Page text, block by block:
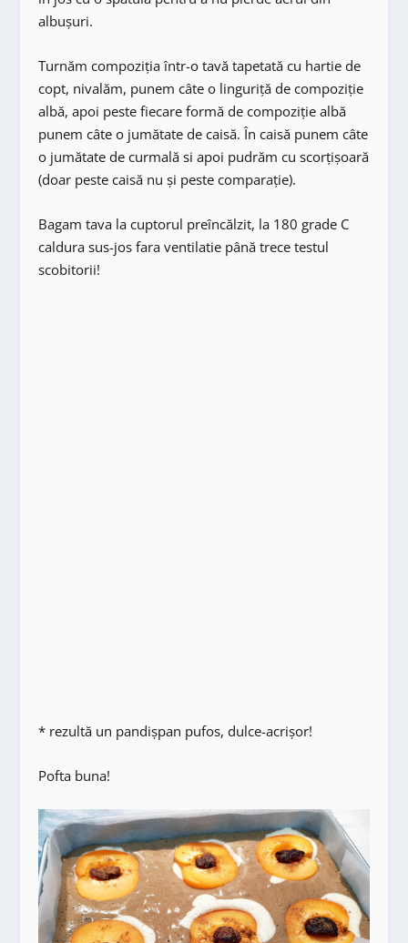
albușuri.
Turnăm compoziția într-o tavă tapetată cu hartie de
copt, nivalăm, punem câte o linguriță de compoziție
albă, apoi peste fiecare formă de compoziție albă
punem câte o jumătate de caisă. În caisă punem câte
o jumătate de curmală si apoi pudrăm cu scorțișoară
(doar peste caisă nu și peste comparație).
Bagam tava la cuptorul preîncălzit, la 180 grade C
caldura sus-jos fara ventilatie până trece testul
scobitorii!
* rezultă un pandișpan pufos, dulce-acrișor!
Pofta buna!